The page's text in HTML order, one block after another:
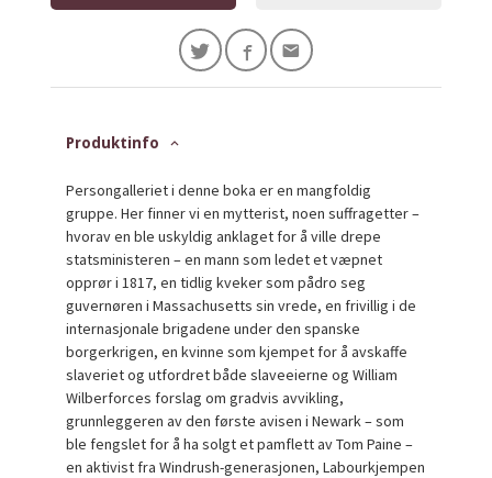
Produktinfo
Persongalleriet i denne boka er en mangfoldig
gruppe. Her finner vi en mytterist, noen suffragetter –
hvorav en ble uskyldig anklaget for å ville drepe
statsministeren – en mann som ledet et væpnet
opprør i 1817, en tidlig kveker som pådro seg
guvernøren i Massachusetts sin vrede, en frivillig i de
internasjonale brigadene under den spanske
borgerkrigen, en kvinne som kjempet for å avskaffe
slaveriet og utfordret både slaveeierne og William
Wilberforces forslag om gradvis avvikling,
grunnleggeren av den første avisen i Newark – som
ble fengslet for å ha solgt et pamflett av Tom Paine –
en aktivist fra Windrush-generasjonen, Labourkjempen